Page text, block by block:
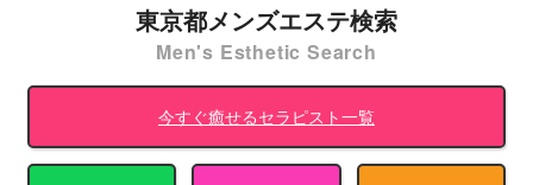
東京都メンズエステ検索
Men's Esthetic Search
今すぐ癒せるセラピスト一覧